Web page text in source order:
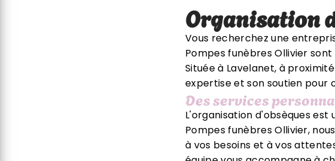
Organisation
Vous recherchez une
Pompes funèbres Ollivier
Située à Lavelanet, à
expertise et son soutien pour
Des services
L'organisation d'obsèques
Pompes funèbres Ollivier,
à vos besoins et à vos